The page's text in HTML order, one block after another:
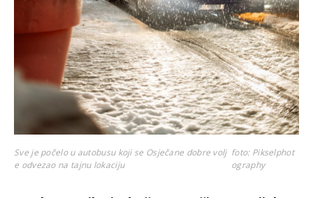
Sve je počelo u autobusu koji se Osječane dobre volj
e odvezao na tajnu lokaciju
foto: Pikselphot
ography